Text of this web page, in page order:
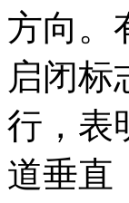
方向。
启闭标
行，表
道垂直